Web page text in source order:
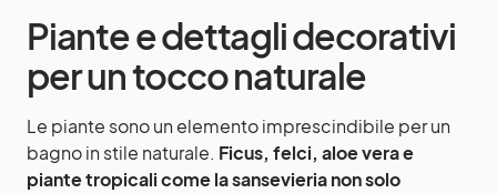
Piante e dettagli decorativi
per un tocco naturale
Le piante sono un elemento imprescindibile per un
bagno in stile naturale. Ficus, felci, aloe vera e
piante tropicali come la sansevieria non solo